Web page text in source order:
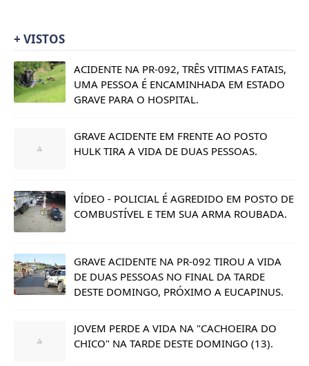
+ VISTOS
ACIDENTE NA PR-092, TRÊS VITIMAS FATAIS,
UMA PESSOA É ENCAMINHADA EM ESTADO
GRAVE PARA O HOSPITAL.
GRAVE ACIDENTE EM FRENTE AO POSTO
HULK TIRA A VIDA DE DUAS PESSOAS.
VÍDEO - POLICIAL É AGREDIDO EM POSTO DE
COMBUSTÍVEL E TEM SUA ARMA ROUBADA.
GRAVE ACIDENTE NA PR-092 TIROU A VIDA
DE DUAS PESSOAS NO FINAL DA TARDE
DESTE DOMINGO, PRÓXIMO A EUCAPINUS.
JOVEM PERDE A VIDA NA "CACHOEIRA DO
CHICO" NA TARDE DESTE DOMINGO (13).